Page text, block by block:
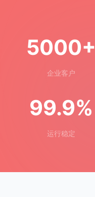
5000+
企业客户
99.9%
运行稳定